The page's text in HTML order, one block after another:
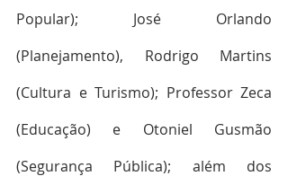
Popular); José Orlando
(Planejamento), Rodrigo Martins
(Cultura e Turismo); Professor Zeca
(Educação) e Otoniel Gusmão
(Segurança Pública); além dos